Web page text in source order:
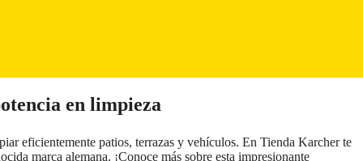
en limpieza
eficientemente patios, terrazas y vehículos. En Tienda Karcher te
marca alemana. ¡Conoce más sobre esta impresionante